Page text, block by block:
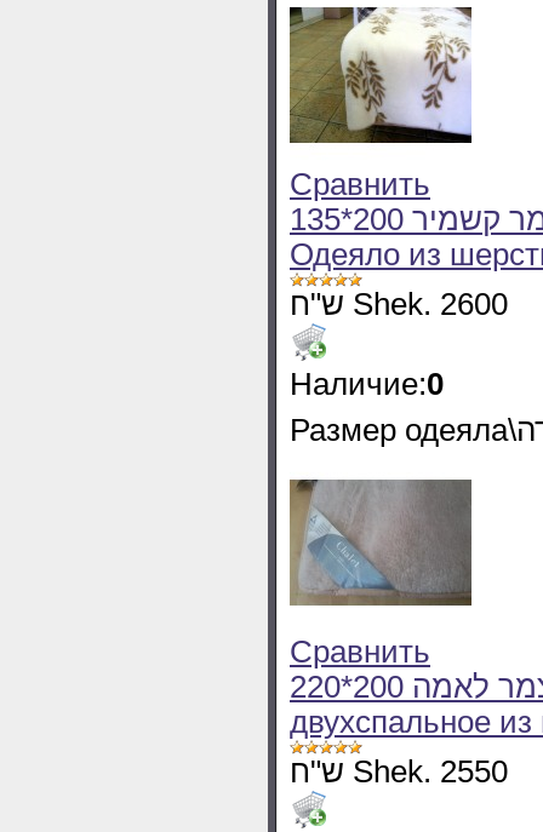
Сравнить
135*200 שמיכה חורף יחיד מצמר קשמיר Olivia
Одеяло из
ש"ח Shek. 2600
Наличие:0
Сравнить
220*200 שמיכה חורף זוגית מצמר לאמה Одеяло
двухспальное
ש"ח Shek. 2550